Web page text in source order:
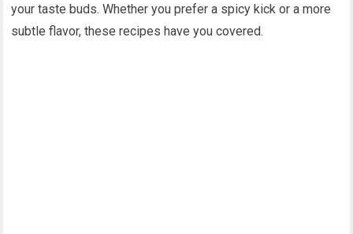
your taste buds. Whether you prefer a spicy kick or a more
subtle flavor, these recipes have you covered.